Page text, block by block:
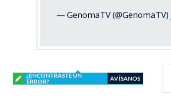
— GenomaTV (@GenomaTV)
¿ENCONTRASTE UN
ERROR?
AVÍSANOS